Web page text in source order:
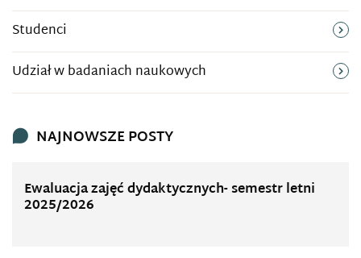
Studenci
Udział w badaniach naukowych
NAJNOWSZE POSTY
Ewaluacja zajęć dydaktycznych- semestr letni
2025/2026